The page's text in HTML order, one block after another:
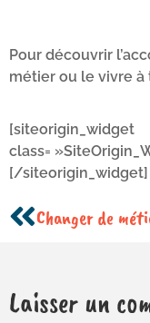
Pour découvrir
métier ou le vivre à
[siteorigin_widget
class=
[/siteorigin_widget]
Laisser un